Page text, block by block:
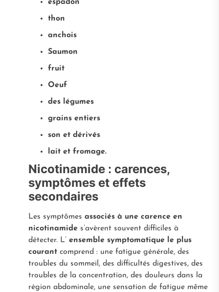
espadon
thon
anchois
Saumon
fruit
Oeuf
des légumes
grains entiers
son et dérivés
lait et fromage.
Nicotinamide : carences,
symptômes et effets
secondaires
Les symptômes associés à une carence en
nicotinamides’avèrent souvent difficiles à
détecter. L’ ensemble symptomatique le plus
courantcomprend : une fatigue générale, des
troubles du sommeil, des difficultés digestives, des
troubles de la concentration, des douleurs dans la
région abdominale, une sensation de fatigue même